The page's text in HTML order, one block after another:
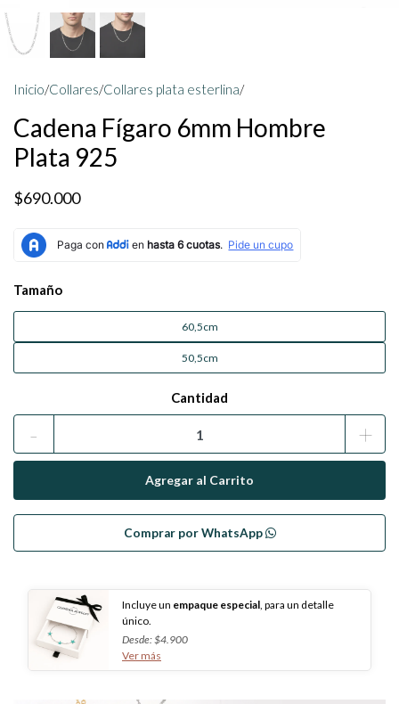
Inicio/Collares/Collares plata esterlina/
Cadena Fígaro 6mm Hombre
Plata 925
$690.000
Tamaño
60,5cm
50,5cm
Cantidad
- +
Comprar por WhatsApp
Incluye un empaque especial , para un detalle
único.
Desde: $4.900
Ver más